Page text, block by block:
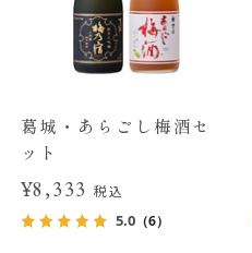
葛城・あらごし梅酒セ
ット
¥8,333税込
5.0（6）